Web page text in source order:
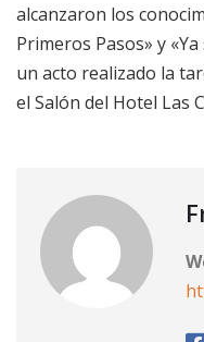
alcanzaron los
Primeros Pasos» y
un acto realizado la
el Salón del Hotel Las